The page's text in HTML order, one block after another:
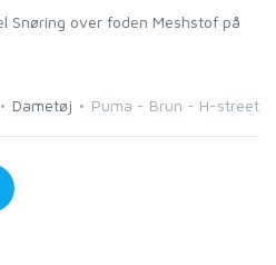
Snøring over foden Meshstof på
Dametøj Puma - Brun - H-street